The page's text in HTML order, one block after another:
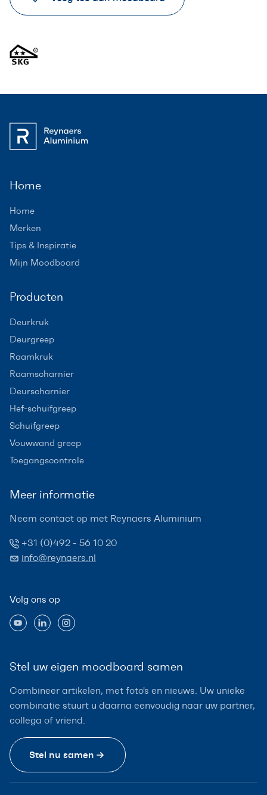
Home
Home
Merken
Tips & Inspiratie
Mijn Moodboard
Producten
Deurkruk
Deurgreep
Raamkruk
Raamscharnier
Deurscharnier
Hef-schuifgreep
Schuifgreep
Vouwwand greep
Toegangscontrole
Meer informatie
Neem contact op met Reynaers Aluminium
+31 (0)492 - 56 10 20
info@reynaers.nl
Volg ons op
Stel uw eigen moodboard samen
Combineer artikelen, met foto's en nieuws. Uw unieke
combinatie stuurt u daarna eenvoudig naar uw partner,
collega of vriend.
Stel nu samen